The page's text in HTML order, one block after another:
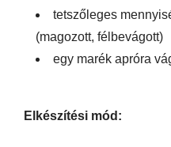
tetszőleges
(magozott, félbevágott)
egy marék apróra
Elkészítési mód: